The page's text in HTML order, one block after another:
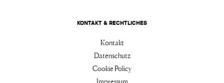
KONTAKT & RECHTLICHES
Kontakt
Datenschutz
Cookie Policy